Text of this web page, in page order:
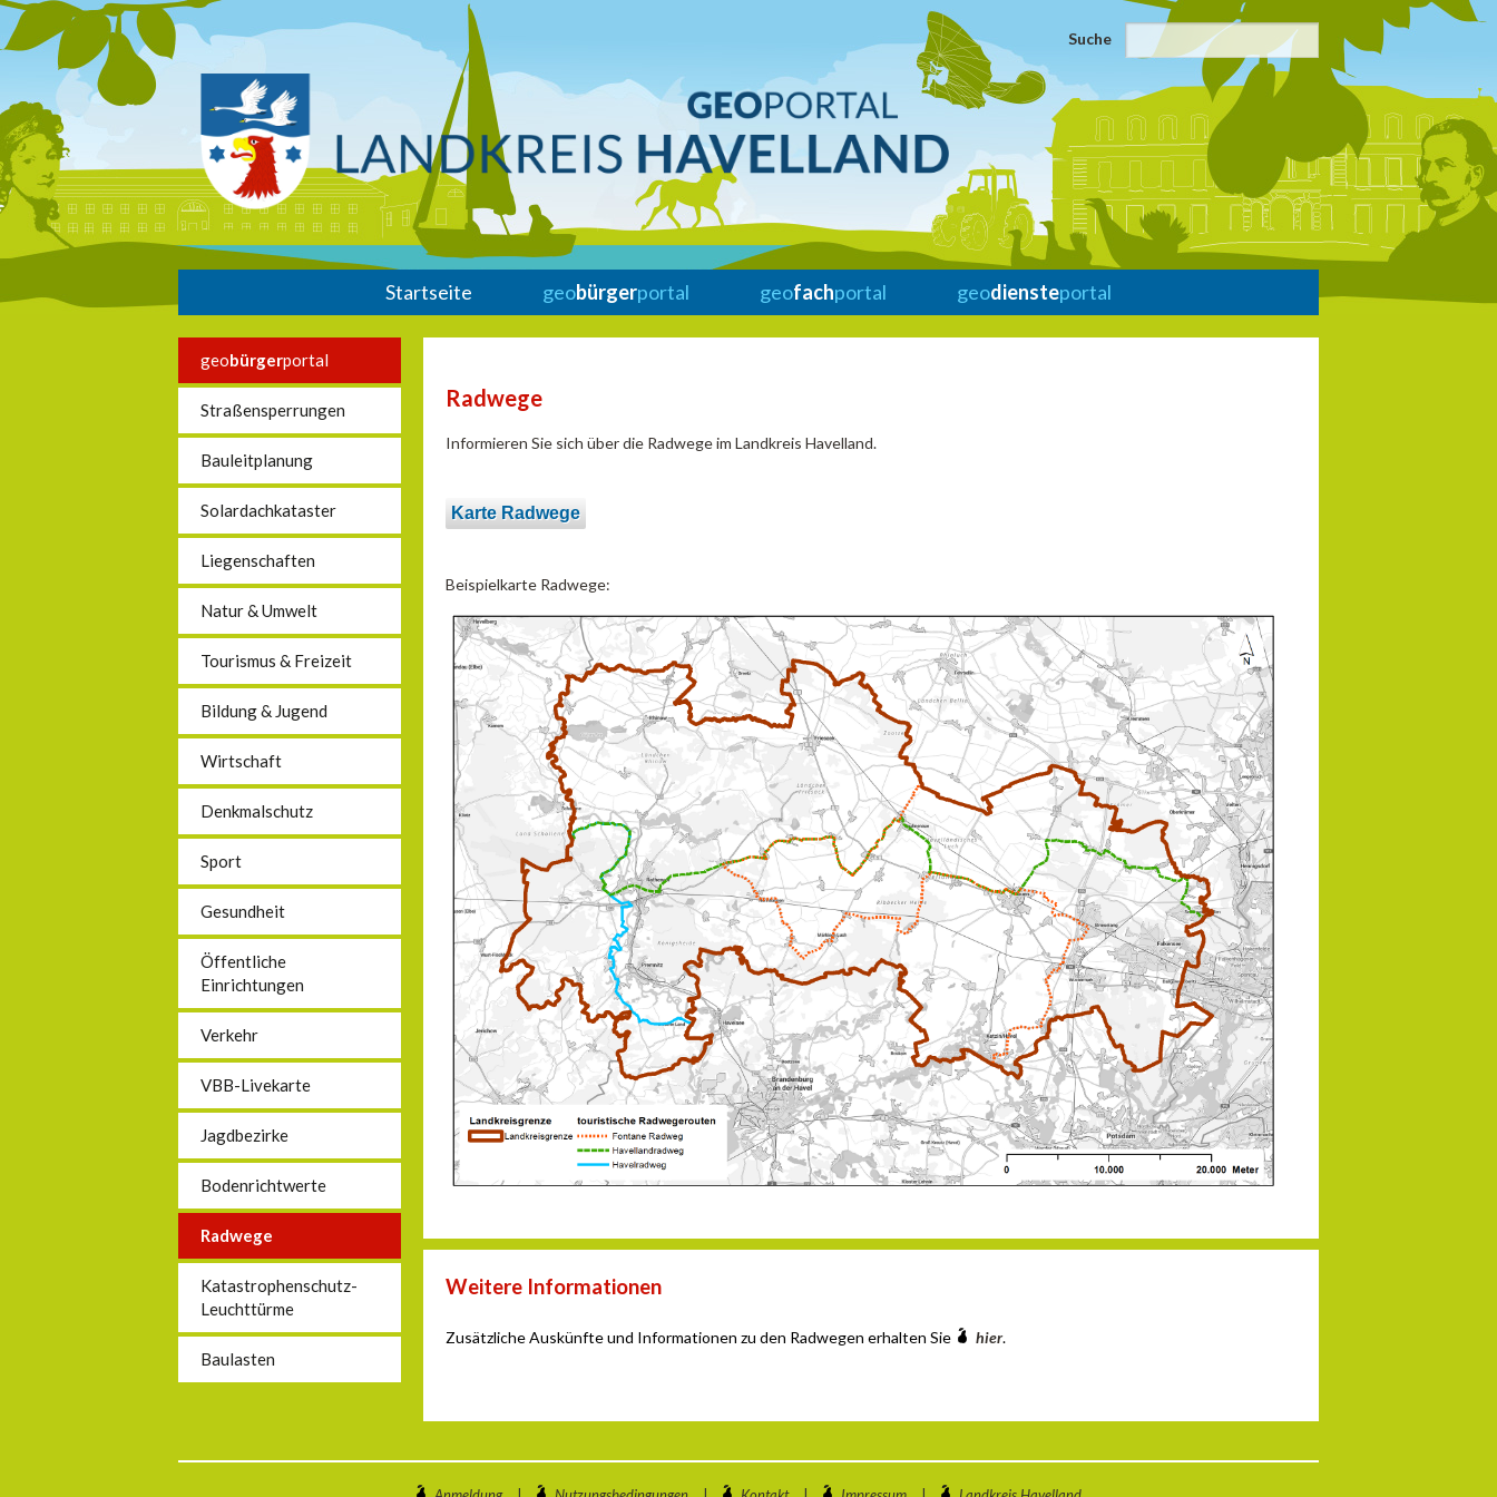
Suche
Startseite geobürgerportal geofachportal geodiensteportal
geobürgerportal
Straßensperrungen
Bauleitplanung
Solardachkataster
Liegenschaften
Natur & Umwelt
Tourismus & Freizeit
Bildung & Jugend
Wirtschaft
Denkmalschutz
Sport
Gesundheit
Öffentliche
Einrichtungen
Verkehr
VBB-Livekarte
Jagdbezirke
Bodenrichtwerte
Radwege
Katastrophenschutz-
Leuchttürme
Baulasten
Radwege
Informieren Sie sich über die Radwege im Landkreis Havelland.
Karte Radwege
Beispielkarte Radwege:
Weitere Informationen
Zusätzliche Auskünfte und Informationen zu den Radwegen erhalten Sie hier.